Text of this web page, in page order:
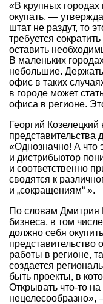
«В крупных городах
окупать, —
штат не раздут, то
требуется
оставить
В маленьких
небольшие.
офис в таких
в городе может
офиса в регионе.
Георгий
представительства
«Однозначно! А что
и дистрибьютор
и соответственно
сводятся к
и „сокращениям“ ».
По словам Дмитрия
бизнеса, в том
должно себя
представительство
работы в регионе,
создается
быть проекты, в
Открывать что-то
нецелесообразно»,